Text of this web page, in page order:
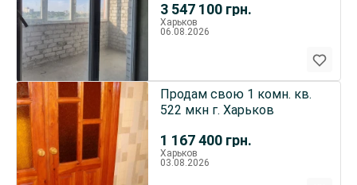
3 547 100 грн.
Роганська, буд. 130/3.
Харьков
06.08.2026
1 167 400 грн.
Продам свою 1 комн. кв.
522 мкн г. Харьков
Харьков
03.08.2026